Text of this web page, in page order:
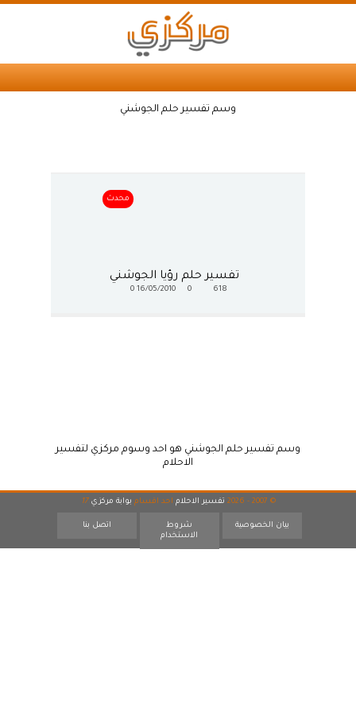
وسم تفسير حلم الجوشني
محدث
تفسير حلم رؤيا الجوشني
618
16/05/2010
0
وسم تفسير حلم الجوشني هو احد وسوم مركزي لتفسير
الاحلام
© 2007 - 2026 تفسير الاحلام احد اقسام بوابة مركزي 17
بيان الخصوصية
شروط
الاستخدام
اتصل بنا